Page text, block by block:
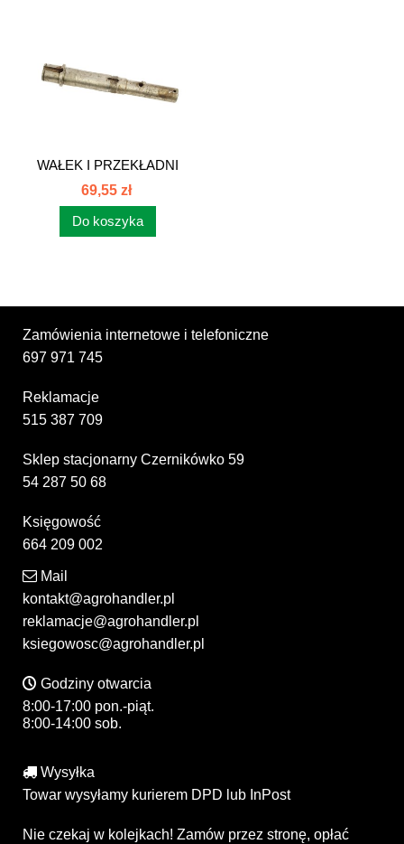
WAŁEK I PRZEKŁADNI
PRAWEJ...
69,55 zł
Do koszyka
Zamówienia internetowe i telefoniczne
697 971 745
Reklamacje
515 387 709
Sklep stacjonarny Czernikówko 59
54 287 50 68
Księgowość
664 209 002
Mail
kontakt@agrohandler.pl
reklamacje@agrohandler.pl
ksiegowosc@agrohandler.pl
Godziny otwarcia
8:00-17:00 pon.-piąt.
8:00-14:00 sob.
Wysyłka
Towar wysyłamy kurierem DPD lub InPost
Nie czekaj w kolejkach! Zamów przez stronę, opłać